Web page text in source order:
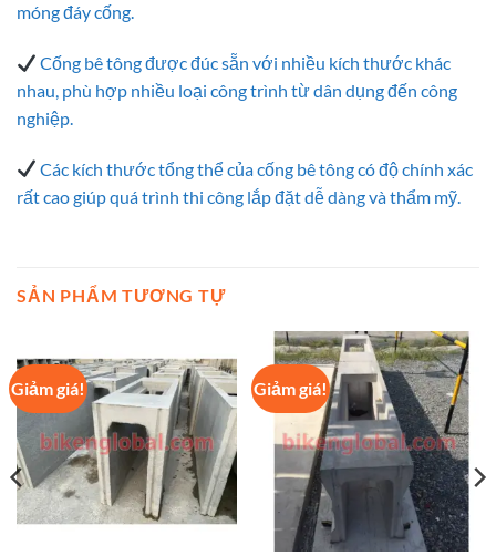
móng đáy cống.
Cống bê tông được đúc sẵn với nhiều kích thước khác
nhau, phù hợp nhiều loại công trình từ dân dụng đến công
nghiệp.
Các kích thước tổng thể của cống bê tông có độ chính xác
rất cao giúp quá trình thi công lắp đặt dễ dàng và thẩm mỹ.
SẢN PHẨM TƯƠNG TỰ
Giảm giá! Giảm giá!